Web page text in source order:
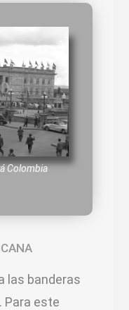
Colombia
las banderas
Para este